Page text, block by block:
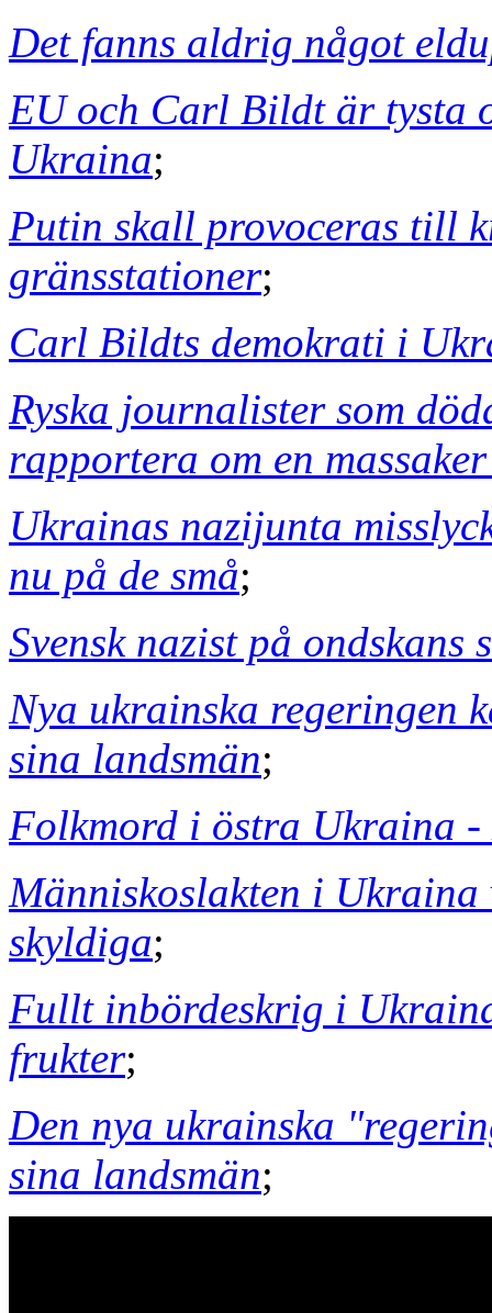
Det fanns aldrig något
EU och Carl Bildt är tysta
Ukraina;
Putin skall provoceras till
gränsstationer;
Carl Bildts demokrati i
Ryska journalister som
rapportera om en
Ukrainas nazijunta
nu på de små;
Svensk nazist på
Nya ukrainska regeringen
sina landsmän;
Folkmord i östra Ukraina -
Människoslakten i
skyldiga;
Fullt inbördeskrig i
frukter;
Den nya ukrainska
sina landsmän;